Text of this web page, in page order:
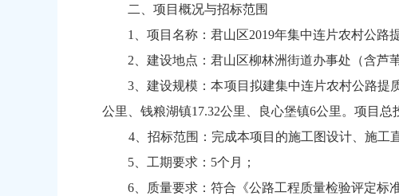
二、项目概况与招标范围
1、项目名称：君山区2019年集中连片农村公路
2、建设地点：君山区柳林洲街道办事处（含芦
3、建设规模：本项目拟建集中连片农村公路提
公里、钱粮湖镇17.32公里、良心堡镇6公里。项目总
4、招标范围：完成本项目的施工图设计、施工
5、工期要求：5个月；
6、质量要求：符合《公路工程质量检验评定标